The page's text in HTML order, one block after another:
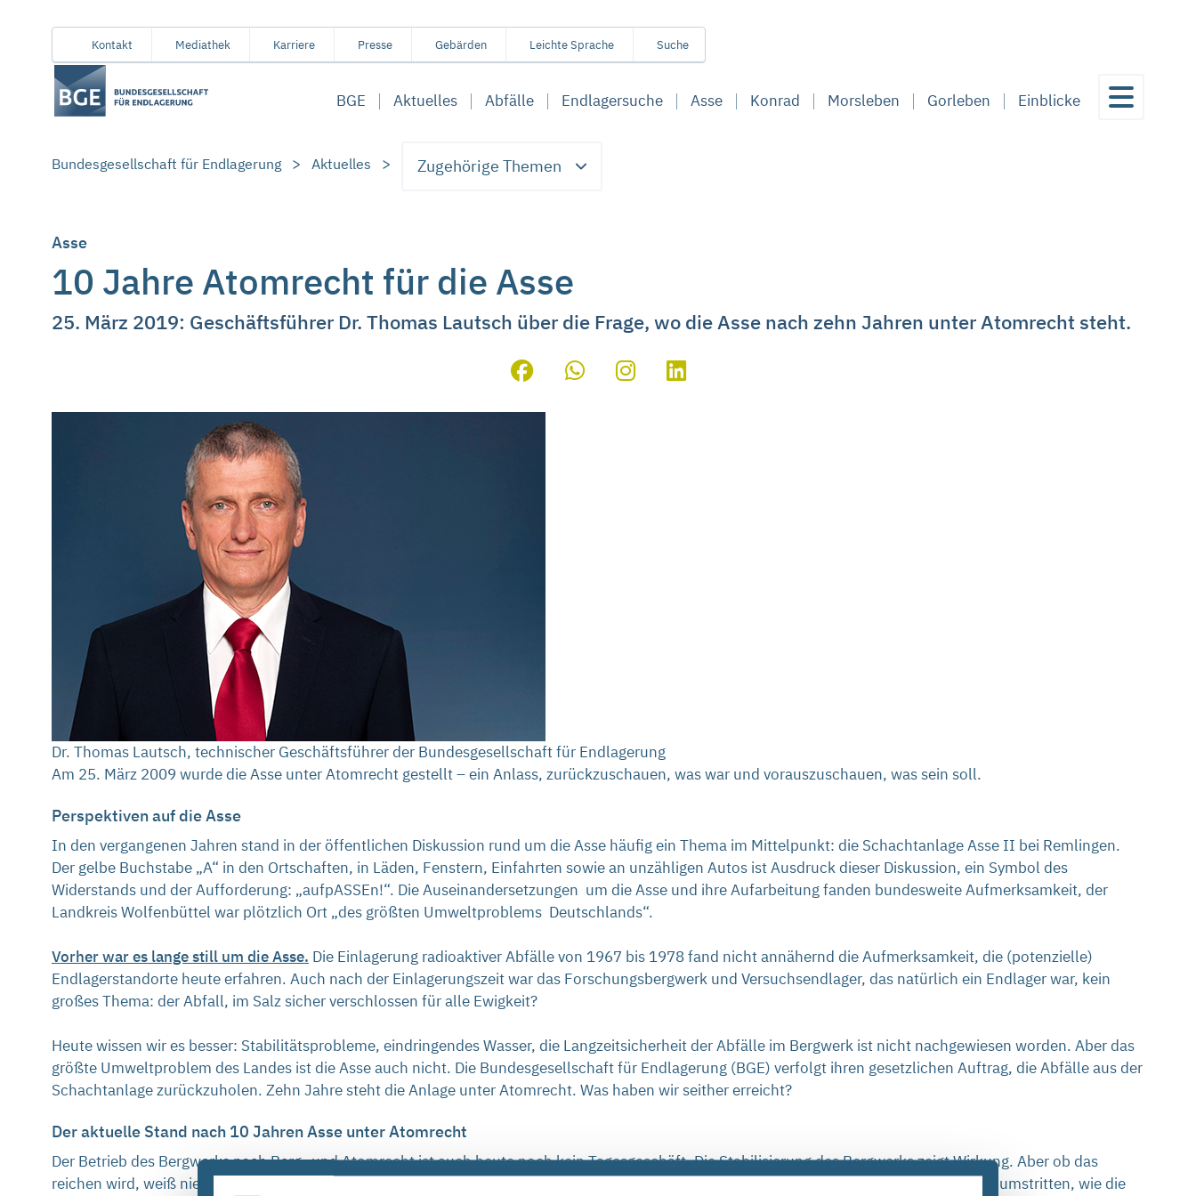
springen:
InhaltsbereichKontakt Mediathek Karriere Presse Gebärden Leichte Sprache Suche
BGE Aktuelles Abfälle Endlagersuche Asse Konrad Morsleben Gorleben Einblicke
Bundesgesellschaft für Endlagerung Aktuelles Zugehörige Themen
Asse
10 Jahre Atomrecht für die Asse
25. März 2019: Geschäftsführer Dr. Thomas Lautsch über die Frage, wo die Asse nach zehn Jahren unter Atomrecht steht.
Dr. Thomas Lautsch, technischer Geschäftsführer der Bundesgesellschaft für Endlagerung
Am 25. März 2009 wurde die Asse unter Atomrecht gestellt – ein Anlass, zurückzuschauen, was war und vorauszuschauen, was sein soll.
Perspektiven auf die Asse
In den vergangenen Jahren stand in der öffentlichen Diskussion rund um die Asse häufig ein Thema im Mittelpunkt: die Schachtanlage Asse II bei Remlingen.
Der gelbe Buchstabe „A“ in den Ortschaften, in Läden, Fenstern, Einfahrten sowie an unzähligen Autos ist Ausdruck dieser Diskussion, ein Symbol des
Widerstands und der Aufforderung: „aufpASSEn!“. Die Auseinandersetzungen um die Asse und ihre Aufarbeitung fanden bundesweite Aufmerksamkeit, der
Landkreis Wolfenbüttel war plötzlich Ort „des größten Umweltproblems Deutschlands“.
Vorher war es lange still um die Asse. Die Einlagerung radioaktiver Abfälle von 1967 bis 1978 fand nicht annähernd die Aufmerksamkeit, die (potenzielle)
Endlagerstandorte heute erfahren. Auch nach der Einlagerungszeit war das Forschungsbergwerk und Versuchsendlager, das natürlich ein Endlager war, kein
großes Thema: der Abfall, im Salz sicher verschlossen für alle Ewigkeit?
Heute wissen wir es besser: Stabilitätsprobleme, eindringendes Wasser, die Langzeitsicherheit der Abfälle im Bergwerk ist nicht nachgewiesen worden. Aber das
größte Umweltproblem des Landes ist die Asse auch nicht. Die Bundesgesellschaft für Endlagerung (BGE) verfolgt ihren gesetzlichen Auftrag, die Abfälle aus der
Schachtanlage zurückzuholen. Zehn Jahre steht die Anlage unter Atomrecht. Was haben wir seither erreicht?
Der aktuelle Stand nach 10 Jahren Asse unter Atomrecht
Der Betrieb des Bergwerks nach Berg- und Atomrecht ist auch heute noch kein Tagesgeschäft. Die Stabilisierung des Bergwerks zeigt Wirkung. Aber ob das
reichen wird, weiß niemand. Sie ist eine zentrale Voraussetzung für die Rückholung der Abfälle aus dem Bergwerk. Und sie ist zum Teil hochumstritten, wie die